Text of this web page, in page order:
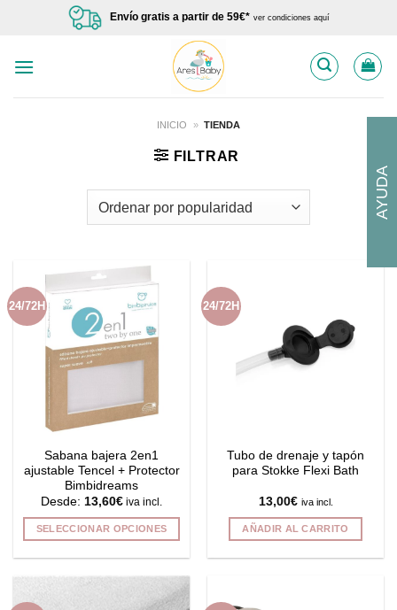
Envío gratis a partir de 59€* ver condiciones aquí
INICIO » TIENDA
FILTRAR
24/72H
Sabana bajera 2en1
ajustable Tencel + Protector
Bimbidreams
Desde: 13,60€ iva incl.
SELECCIONAR OPCIONES
múltiples
24/72H
Tubo de drenaje y tapón
para Stokke Flexi Bath
13,00€ iva incl.
AÑADIR AL CARRITO
AYUDA